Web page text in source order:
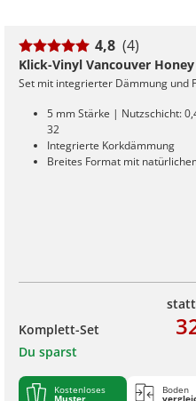
4,8 (4)
Klick-Vinyl Vancouver Honey
Set mit integrierter Dämmung und
5 mm Stärke | Nutzschicht:
32
Integrierte Korkdämmung
Breites Format mit
statt
Komplett-Set
Du sparst
Kostenloses
Muster
Boden